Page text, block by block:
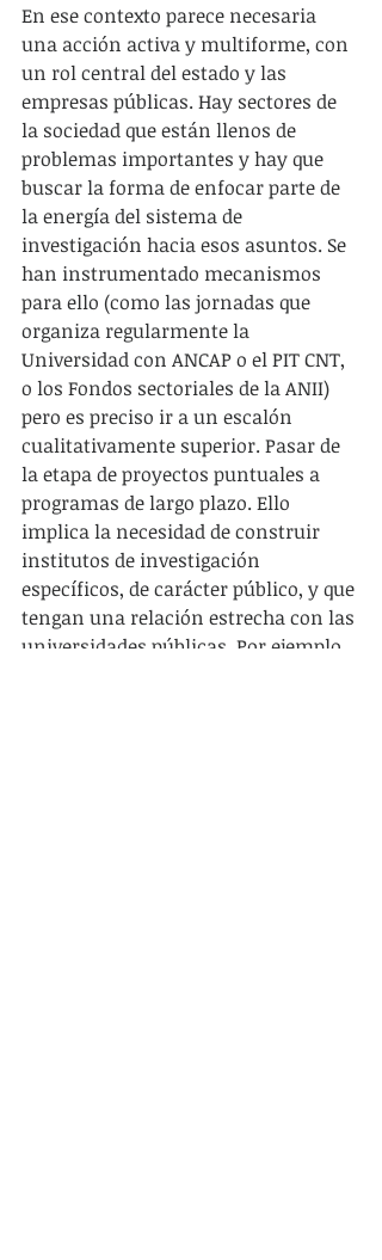
En ese contexto parece necesaria
una acción activa y multiforme, con
un rol central del estado y las
empresas públicas. Hay sectores de
la sociedad que están llenos de
problemas importantes y hay que
buscar la forma de enfocar parte de
la energía del sistema de
investigación hacia esos asuntos. Se
han instrumentado mecanismos
para ello (como las jornadas que
organiza regularmente la
Universidad con ANCAP o el PIT CNT,
o los Fondos sectoriales de la ANII)
pero es preciso ir a un escalón
cualitativamente superior. Pasar de
la etapa de proyectos puntuales a
programas de largo plazo. Ello
implica la necesidad de construir
institutos de investigación
específicos, de carácter público, y que
tengan una relación estrecha con las
universidades públicas. Por ejemplo,